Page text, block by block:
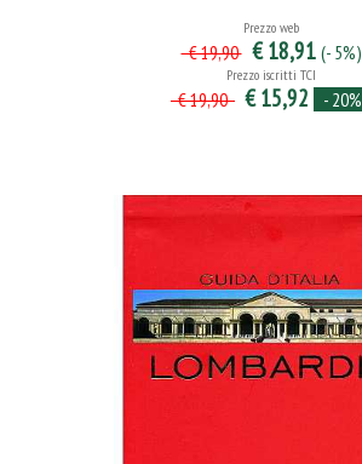
Prezzo web
€ 19,90 € 18,91 (- 5%)
Prezzo iscritti TCI
€ 19,90 € 15,92 - 20%